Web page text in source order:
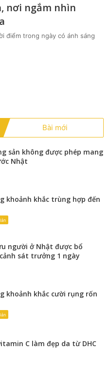
nơi ngắm nhìn
điểm trong ngày có ánh sáng
Bài mới
sản không được phép mang
Nhật
khoảnh khắc trùng hợp đến
người ở Nhật được bổ
sát trưởng 1 ngày
khoảnh khắc cười rụng rốn
C làm đẹp da từ DHC